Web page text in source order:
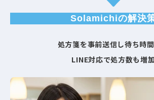
Solamichiの解決
処方箋を事前送信し待ち時
LINE対応で処方数も増加